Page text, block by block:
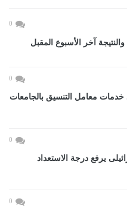
0
والنتيجة آخر الأسبوع المقبل
0
المرحلة الأولى 2026.. خدمات معامل التنسيق بالجامعات
0
يرفع درجة الاستعداد
0